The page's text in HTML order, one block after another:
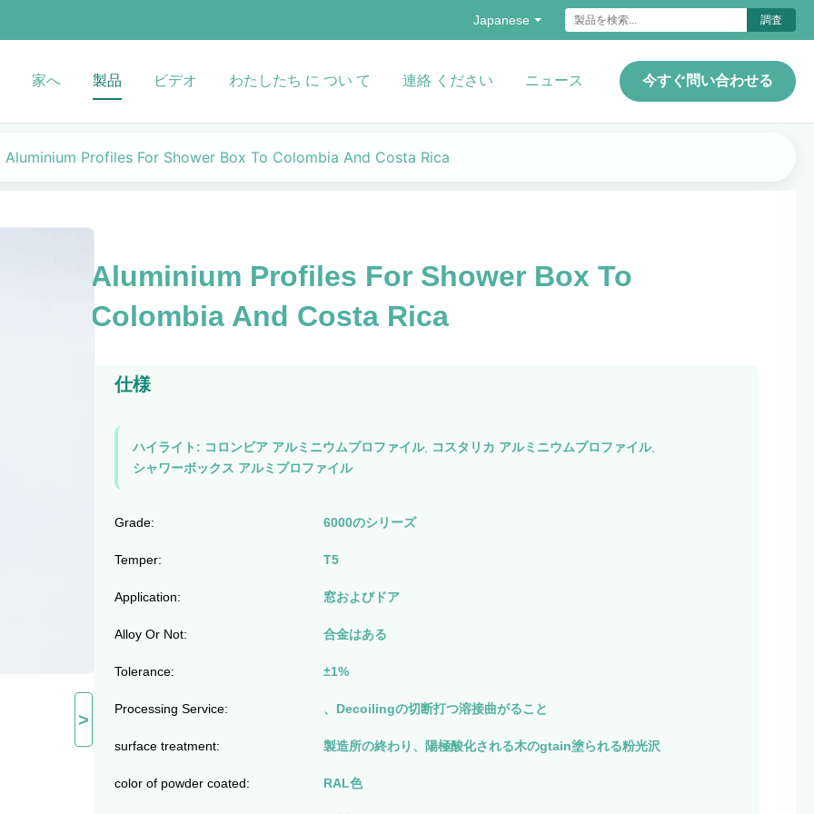
Japanese 調査
家へ 製品 ビデオ わたしたち に つい て 連絡 ください ニュース 今すぐ問い合わせる
Aluminium Profiles For Shower Box To Colombia And Costa Rica
>
Aluminium Profiles For Shower Box To
Colombia And Costa Rica
仕様
ハイライト: コロンビア アルミニウムプロファイル, コスタリカ アルミニウムプロファイル,
シャワーボックス アルミプロファイル
Grade: 6000のシリーズ
Temper: T5
Application: 窓およびドア
Alloy Or Not: 合金はある
Tolerance: ±1%
Processing Service: 、Decoilingの切断打つ溶接曲がること
surface treatment: 製造所の終わり、陽極酸化される木のgtain塗られる粉光沢
color of powder coated: RAL色